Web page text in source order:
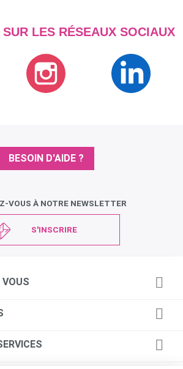
LES RÉSEAUX SOCIAUX
BESOIN D'AIDE ?
VOUS À NOTRE NEWSLETTER
S'INSCRIRE
VOUS 

